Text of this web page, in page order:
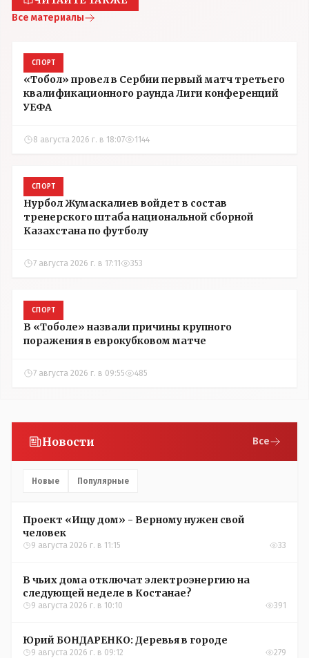
Все материалы
СПОРТ
«Тобол» провел в Сербии первый матч третьего
квалификационного раунда Лиги конференций
УЕФА
8 августа 2026 г. в 18:07 1144
СПОРТ
Нурбол Жумаскалиев войдет в состав
тренерского штаба национальной сборной
Казахстана по футболу
7 августа 2026 г. в 17:11 353
СПОРТ
В «Тоболе» назвали причины крупного
поражения в еврокубковом матче
7 августа 2026 г. в 09:55 485
Новости Все
Новые Популярные
Проект «Ищу дом» - Верному нужен свой
человек
9 августа 2026 г. в 11:15 33
В чьих дома отключат электроэнергию на
следующей неделе в Костанае?
9 августа 2026 г. в 10:10 391
Юрий БОНДАРЕНКО: Деревья в городе
9 августа 2026 г. в 09:12 279